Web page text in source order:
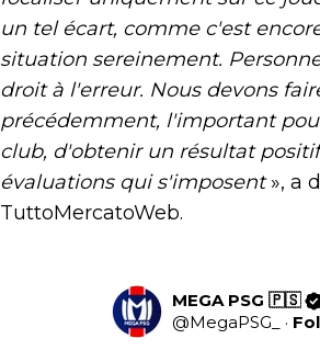
un tel écart, comme c'est
situation sereinement.
droit à l'erreur. Nous devons
précédemment, l'important
club, d'obtenir un résultat
évaluations qui s'imposent», a
TuttoMercatoWeb.
MEGA PSG 🇵🇸
@MegaPSG_ ·